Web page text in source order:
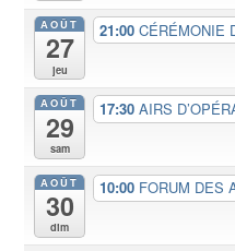
AOÛT
27
jeu
21:00 CÉRÉMONIE
AOÛT
29
sam
17:30 AIRS
AOÛT
30
dim
10:00 FORUM DES